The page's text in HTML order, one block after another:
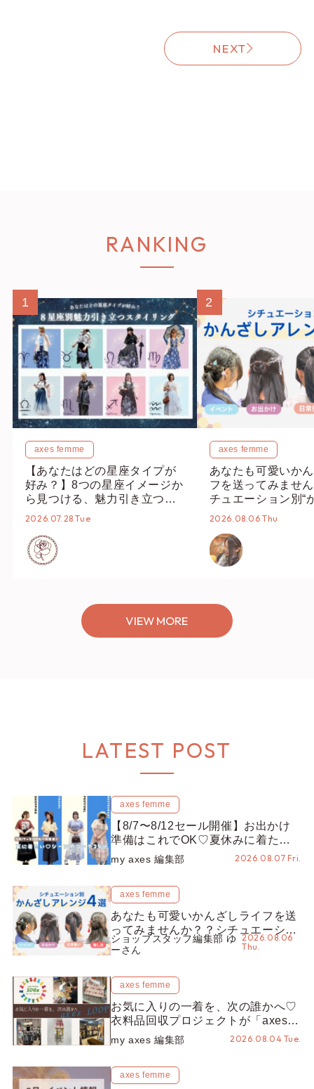
NEXT
RANKING
1
axes femme
【あなたはどの星座タイプが
好み？】8つの星座イメージか
ら見つける、魅力引き立つス
タイリング♡
2026.07.28 Tue
2
axes femme
あなたも可愛いか
フを送ってみませ
チュエーション別“
オススメ【ショッ
2026.08.06 Thu
VIEW MORE
LATEST POST
axes femme
【8/7〜8/12セール開催】お出かけ
準備はこれでOK♡夏休みに着たい
コーデ25選をシーン別に徹底解説！
my axes 編集部 2026.08.07 Fri.
axes femme
あなたも可愛いかんざしライフを送
ってみませんか？？シチュエーショ
ン別“かんざし”のオススメ【ショッ
プスタッフ編集部】
ショップスタッフ編集部 ゆ
ーさん
2026.08.06
Thu.
axes femme
お気に入りの一着を、次の誰かへ♡
衣料品回収プロジェクトが「axes
LOOP」にアップデート！活用する
とポイントが手に入る◎
my axes 編集部 2026.08.04 Tue.
axes femme